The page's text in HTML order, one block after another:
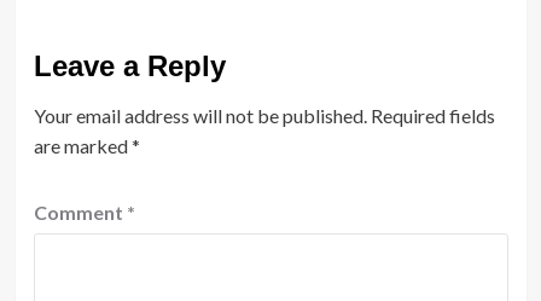
Leave a Reply
Your email address will not be published. Required fields
are marked*
Comment *